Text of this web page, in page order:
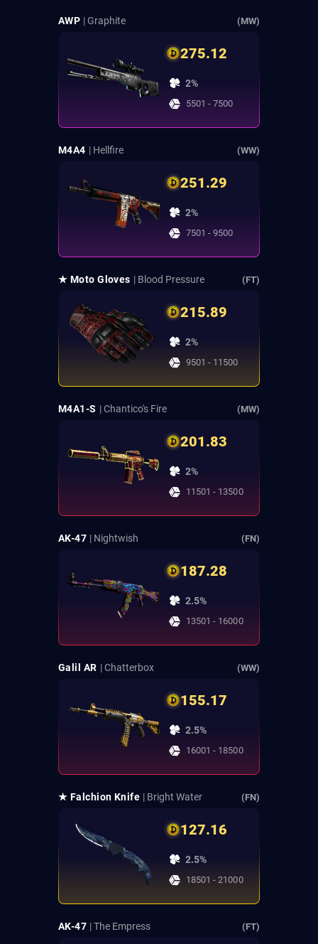
AWP | Graphite (MW)
275.12
2%
5501 - 7500
M4A4 | Hellfire (WW)
251.29
2%
7501 - 9500
★ Moto Gloves | Blood Pressure (FT)
215.89
2%
9501 - 11500
M4A1-S | Chantico's Fire (MW)
201.83
2%
11501 - 13500
AK-47 | Nightwish (FN)
187.28
2.5%
13501 - 16000
Galil AR | Chatterbox (WW)
155.17
2.5%
16001 - 18500
★ Falchion Knife | Bright Water (FN)
127.16
2.5%
18501 - 21000
AK-47 | The Empress (FT)